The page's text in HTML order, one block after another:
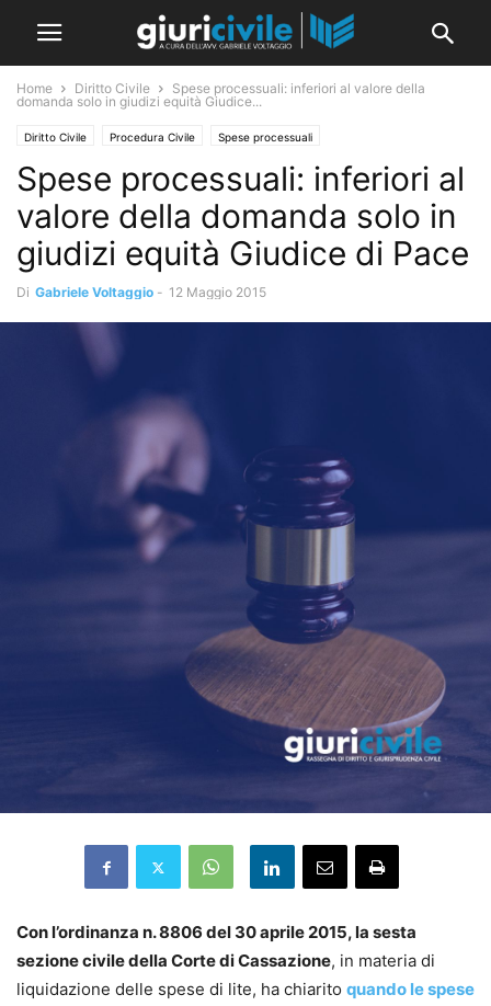
Home Diritto Civile
Spese processuali: inferiori al valore della
domanda solo in giudizi equità Giudice...
Diritto Civile Procedura Civile Spese processuali
Spese processuali: inferiori al
valore della domanda solo in
giudizi equità Giudice di Pace
Di Gabriele Voltaggio - 12 Maggio 2015
Con l’ordinanza n. 8806 del 30 aprile 2015, la sesta
sezione civile della Corte di Cassazione, in materia di
liquidazione delle spese di lite, ha chiarito quando le spese